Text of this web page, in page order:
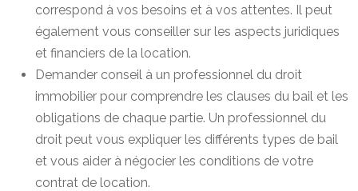
correspond à vos besoins et à vos attentes. Il peut
également vous conseiller sur les aspects juridiques
et financiers de la location.
Demander conseil à un professionnel du droit
immobilier pour comprendre les clauses du bail et les
obligations de chaque partie. Un professionnel du
droit peut vous expliquer les différents types de bail
et vous aider à négocier les conditions de votre
contrat de location.